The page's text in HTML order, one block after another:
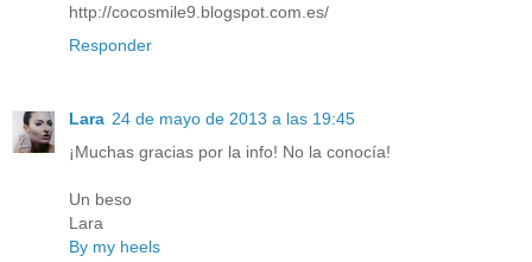
http://cocosmile9.blogspot.com.es/
Responder
Lara 24 de mayo de 2013 a las 19:45
¡Muchas gracias por la info! No la conocía!
Un beso
Lara
By my heels